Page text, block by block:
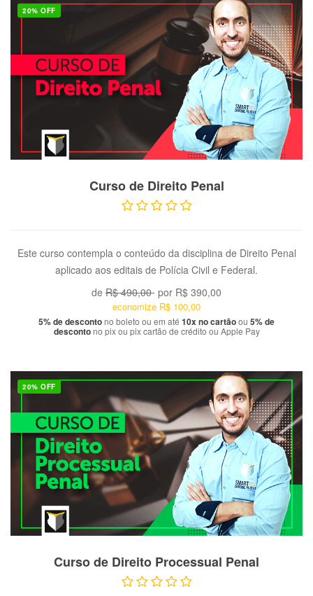
20% OFF
Curso de Direito Penal
Este curso contempla o conteúdo da disciplina de Direito Penal
aplicado aos editais de Polícia Civil e Federal.
de R$ 490,00 por R$ 390,00
economize R$ 100,00
5% de descontono boleto ou em até 10x no cartãoou 5% de
descontono pix ou pix cartão de crédito ou Apple Pay
20% OFF
Curso de Direito Processual Penal